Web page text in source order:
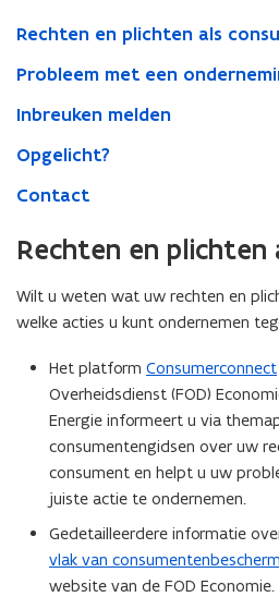
Rechten en plichten als
Probleem met een
Inbreuken melden
Opgelicht?
Contact
Rechten en plichten
Wilt u weten wat uw rechten en
welke acties u kunt ondernemen
Het platform Consumerconnect
(
o
p
e
n
t
i
n
n
Overheidsdienst (FOD)
Energie informeert u via
consumentengidsen over uw
consument en helpt u uw
juiste actie te ondernemen.
Gedetailleerdere informatie
vlak van
website van de FOD Economie.